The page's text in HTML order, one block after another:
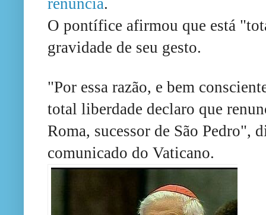
renúncia.
O pontífice afirmou que está
gravidade de seu gesto.
"Por essa razão, e bem
total liberdade declaro que
Roma, sucessor de São Pedro",
comunicado do Vaticano.